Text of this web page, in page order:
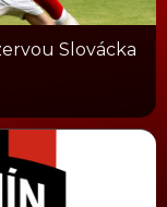
Slovácka